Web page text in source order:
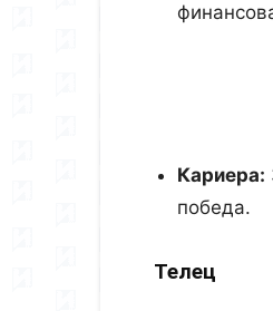
Кариера:
победа.
Телец